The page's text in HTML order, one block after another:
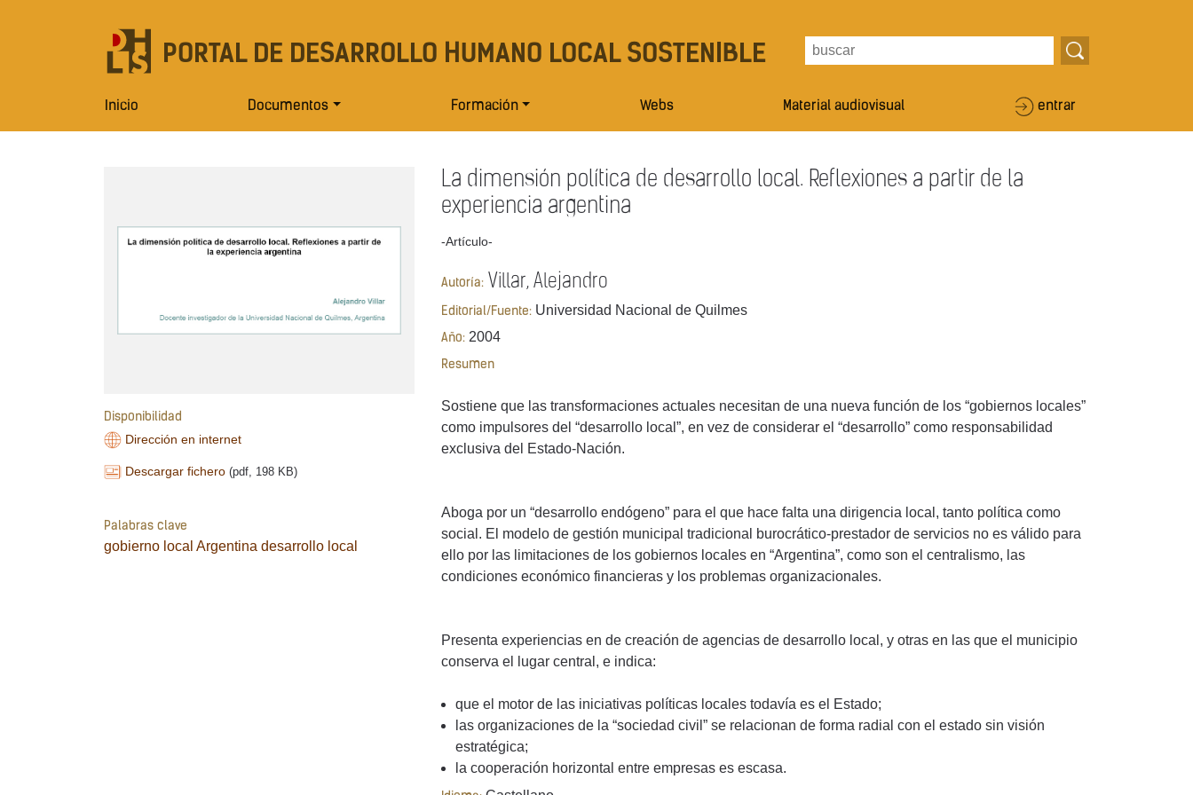
PORTAL DE DESARROLLO HUMANO LOCAL SOSTENIBLE
Inicio Documentos Formación Webs Material audiovisual entrar
Disponibilidad
Dirección en internet
Descargar fichero (pdf, 198 KB)
Palabras clave
gobierno local Argentina desarrollo local
La dimensión política de desarrollo local. Reflexiones a partir de la
experiencia argentina
-Artículo-
Autoría: Villar, Alejandro
Editorial/Fuente: Universidad Nacional de Quilmes
Año: 2004
Resumen
Sostiene que las transformaciones actuales necesitan de una nueva función de los “gobiernos locales”
como impulsores del “desarrollo local”, en vez de considerar el “desarrollo” como responsabilidad
exclusiva del Estado-Nación.
Aboga por un “desarrollo endógeno” para el que hace falta una dirigencia local, tanto política como
social. El modelo de gestión municipal tradicional burocrático-prestador de servicios no es válido para
ello por las limitaciones de los gobiernos locales en “Argentina”, como son el centralismo, las
condiciones económico financieras y los problemas organizacionales.
Presenta experiencias en de creación de agencias de desarrollo local, y otras en las que el municipio
conserva el lugar central, e indica:
que el motor de las iniciativas políticas locales todavía es el Estado;
las organizaciones de la “sociedad civil” se relacionan de forma radial con el estado sin visión
estratégica;
la cooperación horizontal entre empresas es escasa.